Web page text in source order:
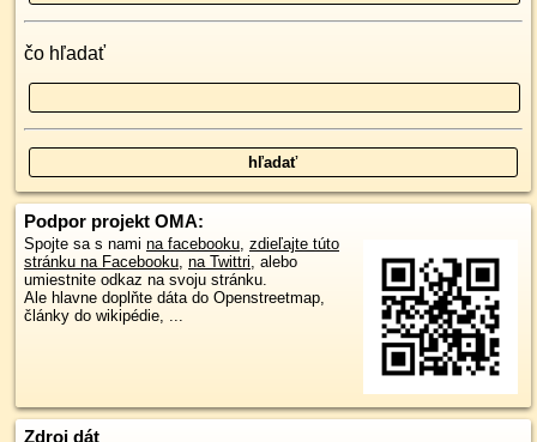
čo hľadať
Podpor projekt OMA:
Spojte sa s nami na facebooku, zdieľajte túto
stránku na Facebooku, na Twittri, alebo
umiestnite odkaz na svoju stránku.
Ale hlavne doplňte dáta do Openstreetmap,
články do wikipédie, ...
Zdroj dát